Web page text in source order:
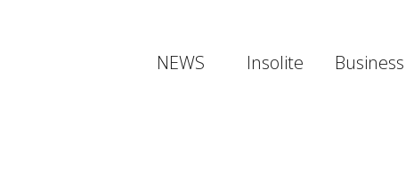
NEWS Insolite Business